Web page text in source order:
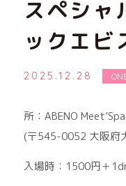
スペシャ
ックエビ
2025.12.28
所：ABENO
(〒545-0052 大阪府
入場時：1500円＋